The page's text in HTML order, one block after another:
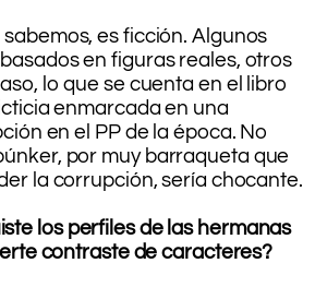
es ficción. Algunos
en figuras reales, otros
lo que se cuenta en el libro
enmarcada en una
en el PP de la época. No
por muy barraqueta que
la corrupción, sería chocante.
los perfiles de las hermanas
contraste de caracteres?